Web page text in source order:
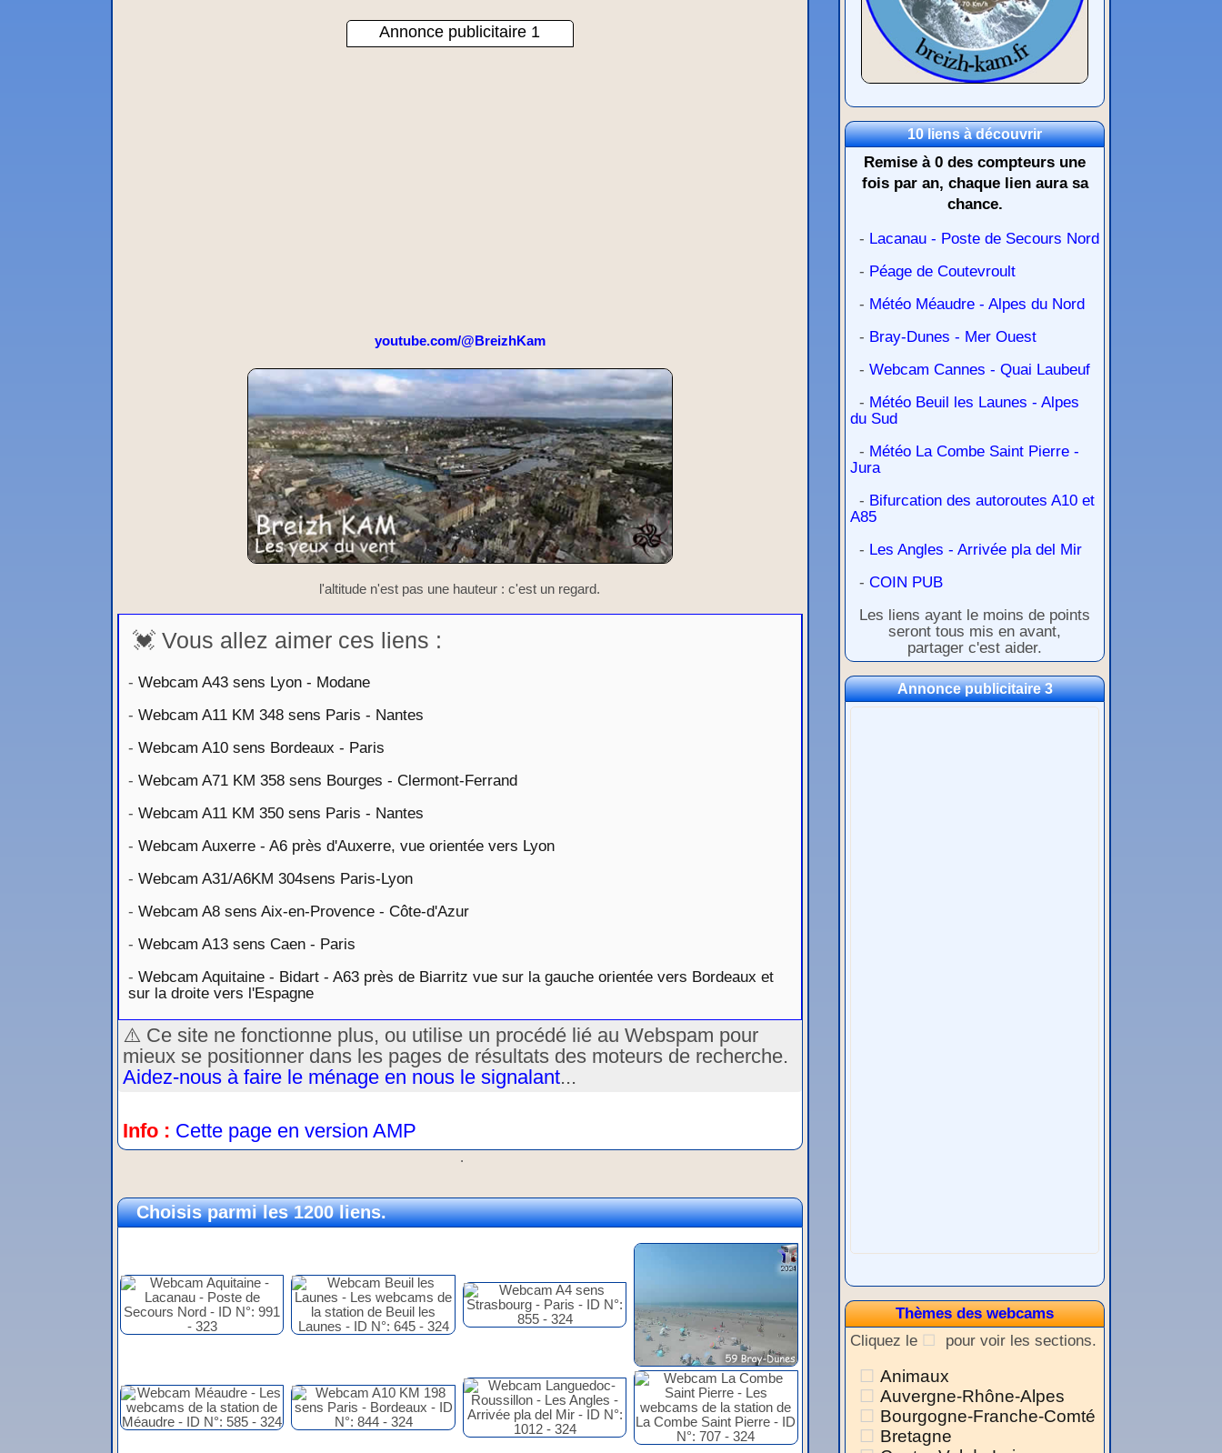
Annonce publicitaire 1
youtube.com/@BreizhKam
l'altitude n'est pas une hauteur : c'est un regard.
💓 Vous allez aimer ces liens :
- Webcam A43 sens Lyon - Modane
- Webcam A11 KM 348 sens Paris - Nantes
- Webcam A10 sens Bordeaux - Paris
- Webcam A71 KM 358 sens Bourges - Clermont-Ferrand
- Webcam A11 KM 350 sens Paris - Nantes
- Webcam Auxerre - A6 près d'Auxerre, vue orientée vers Lyon
- Webcam A31/A6KM 304sens Paris-Lyon
- Webcam A8 sens Aix-en-Provence - Côte-d'Azur
- Webcam A13 sens Caen - Paris
- Webcam Aquitaine - Bidart - A63 près de Biarritz vue sur la gauche orientée vers Bordeaux et
sur la droite vers l'Espagne
⚠️ Ce site ne fonctionne plus, ou utilise un procédé lié au Webspam pour
mieux se positionner dans les pages de résultats des moteurs de recherche.
Aidez-nous à faire le ménage en nous le signalant...
Info : Cette page en version AMP
.
Choisis parmi les 1200 liens.
10 liens à découvrir
Remise à 0 des compteurs une
fois par an, chaque lien aura sa
chance.
- Lacanau - Poste de Secours Nord
- Péage de Coutevroult
- Météo Méaudre - Alpes du Nord
- Bray-Dunes - Mer Ouest
- Webcam Cannes - Quai Laubeuf
- Météo Beuil les Launes - Alpes
du Sud
- Météo La Combe Saint Pierre -
Jura
- Bifurcation des autoroutes A10 et
A85
- Les Angles - Arrivée pla del Mir
- COIN PUB
Les liens ayant le moins de points
seront tous mis en avant,
partager c'est aider.
Annonce publicitaire 3
Thèmes des webcams
Cliquez le
pour voir les sections.
Animaux
Auvergne-Rhône-Alpes
Bourgogne-Franche-Comté
Bretagne